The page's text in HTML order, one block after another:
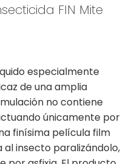
FIN Mite
especialmente
de una amplia
no contiene
únicamente por
finísima película film
al insecto paralizándolo,